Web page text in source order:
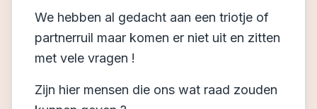
We hebben al gedacht aan een triotje of
partnerruil maar komen er niet uit en zitten
met vele vragen !
Zijn hier mensen die ons wat raad zouden